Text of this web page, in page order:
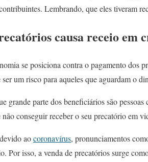
Lembrando, que eles tiveram
causa receio em
se posiciona contra o pagamento dos
um risco para aqueles que aguardam o
grande parte dos beneficiários são
não conseguir receber o seu precatório em
aocoronavírus, pronunciamentos
Por isso, a venda de precatórios surge